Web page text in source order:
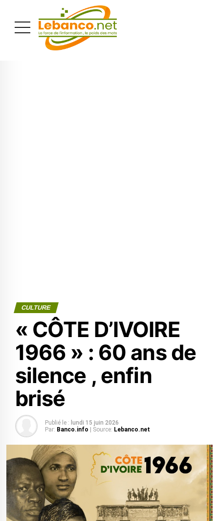
CULTURE
« CÔTE D’IVOIRE
1966 » : 60 ans de
silence , enfin
brisé
Publié le : lundi 15 juin 2026
Par: Banco.info | Source: Lebanco.net